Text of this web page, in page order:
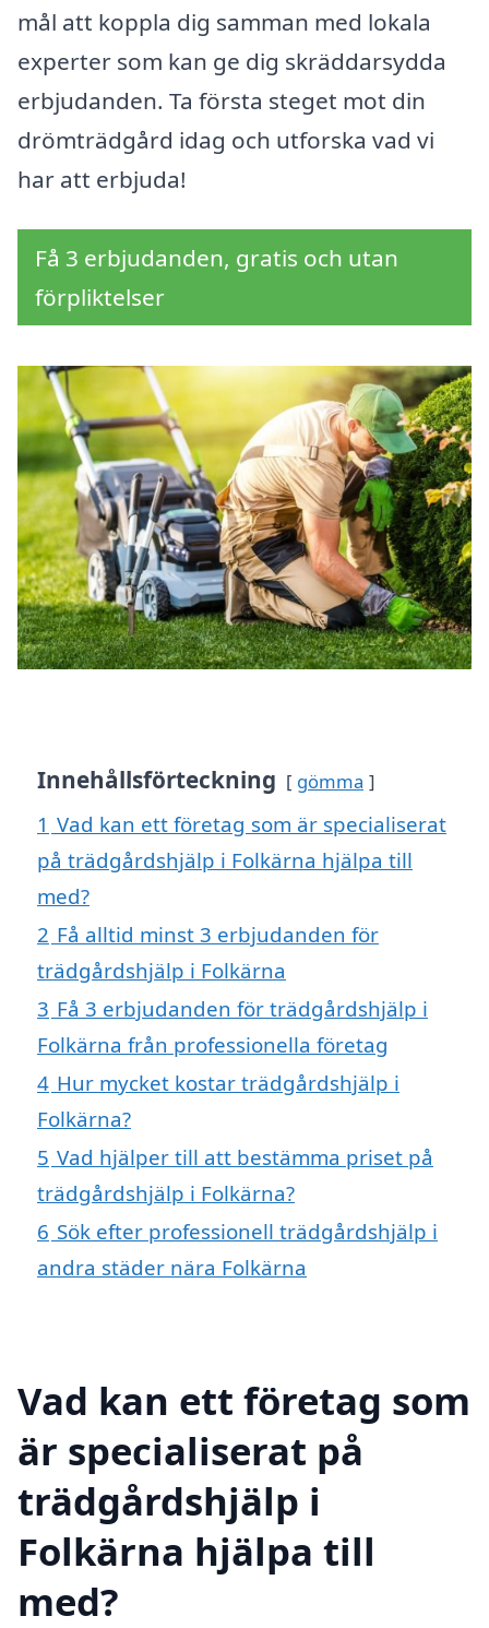
mål att koppla dig samman med lokala
experter som kan ge dig skräddarsydda
erbjudanden. Ta första steget mot din
drömträdgård idag och utforska vad vi
har att erbjuda!
Få 3 erbjudanden, gratis och utan
förpliktelser
Innehållsförteckning gömma
1 Vad kan ett företag som är specialiserat
på trädgårdshjälp i Folkärna hjälpa till
med?
2 Få alltid minst 3 erbjudanden för
trädgårdshjälp i Folkärna
3 Få 3 erbjudanden för trädgårdshjälp i
Folkärna från professionella företag
4 Hur mycket kostar trädgårdshjälp i
Folkärna?
5 Vad hjälper till att bestämma priset på
trädgårdshjälp i Folkärna?
6 Sök efter professionell trädgårdshjälp i
andra städer nära Folkärna
Vad kan ett företag som
är specialiserat på
trädgårdshjälp i
Folkärna hjälpa till
med?